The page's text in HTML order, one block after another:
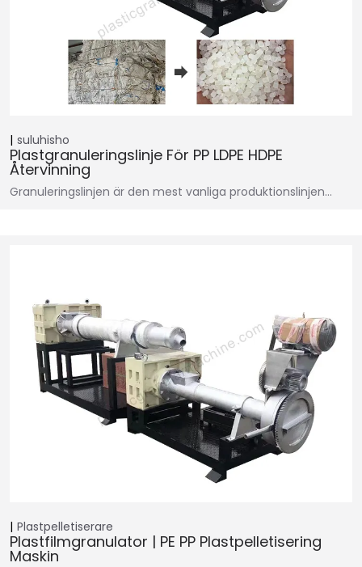
suluhisho
Plastgranuleringslinje För PP LDPE HDPE
Återvinning
Granuleringslinjen är den mest vanliga produktionslinjen…
Plastpelletiserare
Plastfilmgranulator | PE PP Plastpelletisering
Maskin